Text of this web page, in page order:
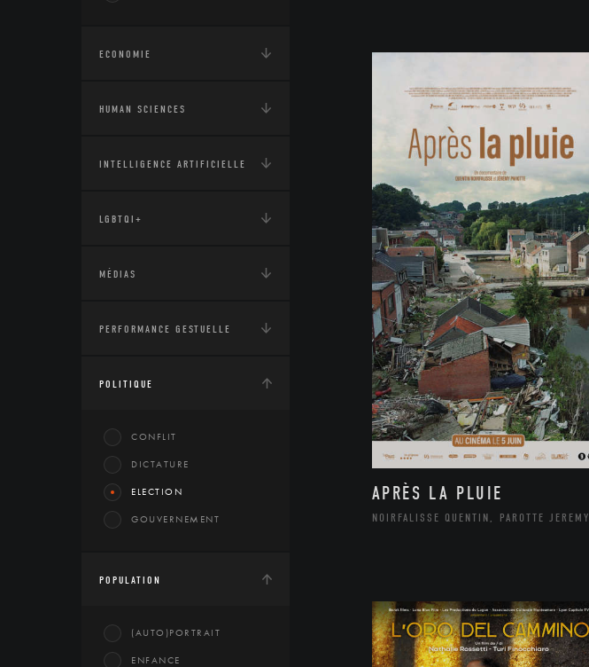
ECONOMIE
HUMAN SCIENCES
INTELLIGENCE ARTIFICIELLE
LGBTQI+
MÉDIAS
PERFORMANCE GESTUELLE
POLITIQUE
CONFLIT
DICTATURE
ELECTION
GOUVERNEMENT
POPULATION
(AUTO)PORTRAIT
ENFANCE
APRÈS LA PLUIE
NOIRFALISSE QUENTIN, PAROTTE JEREMY